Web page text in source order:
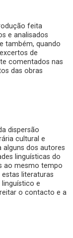
feita
e analisados
também, quando
de
comentados nas
das obras
dispersão
cultural e
alguns dos autores
linguísticas do
ao mesmo tempo
literaturas
e
o contacto e a